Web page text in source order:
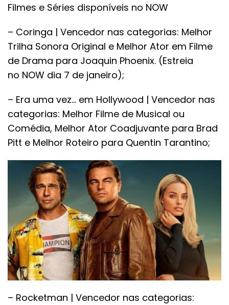
Filmes e Séries disponíveis no NOW
– Coringa | Vencedor nas categorias: Melhor
Trilha Sonora Original e Melhor Ator em Filme
de Drama para Joaquin Phoenix. (Estreia
no NOW dia 7 de janeiro);
– Era uma vez… em Hollywood | Vencedor nas
categorias: Melhor Filme de Musical ou
Comédia, Melhor Ator Coadjuvante para Brad
Pitt e Melhor Roteiro para Quentin Tarantino;
– Rocketman | Vencedor nas categorias: